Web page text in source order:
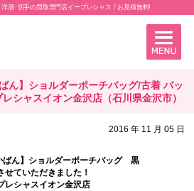
酒･切手の買取専門店イープレシャス / お見積無料!
ん】ショルダーポーチバッグ/古着 バッ
シャスイオン金沢店（石川県金沢市）
2016 年 11 月 05 日
ばん】ショルダーポーチバッグ 黒
せていただきました！
レシャスイオン金沢店